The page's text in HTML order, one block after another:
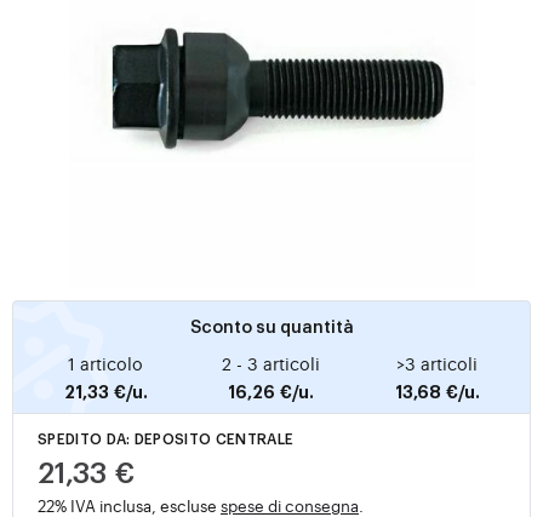
Sconto su quantità
1 articolo
21,33 €/u.
2 - 3 articoli
16,26 €/u.
>3 articoli
13,68 €/u.
SPEDITO DA: DEPOSITO CENTRALE
21,33 €
22% IVA inclusa, escluse spese di consegna